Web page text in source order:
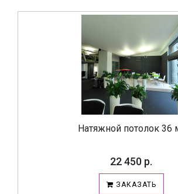
Натяжной потолок 36
22 450 р.
ЗАКАЗАТЬ